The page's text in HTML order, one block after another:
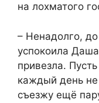
на лохматого
– Ненадолго,
успокоила
привезла.
каждый день не
съезжу ещё